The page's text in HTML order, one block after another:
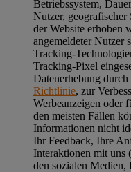
Betriebssystem,
Nutzer,
der Website erhoben
angemeldeter Nutzer
Tracking-
Tracking-Pixel
Datenerhebung
Richtlinie, zur
Werbeanzeigen oder
den meisten Fällen
Informationen nicht
Ihr Feedback, Ihre
Interaktionen mit uns
den sozialen Medien,